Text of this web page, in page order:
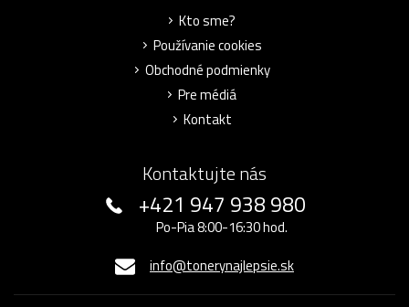
Kto sme?
Používanie cookies
Obchodné podmienky
Pre médiá
Kontakt
Kontaktujte nás
+421 947 938 980
Po-Pia 8:00-16:30 hod.
info@tonerynajlepsie.sk